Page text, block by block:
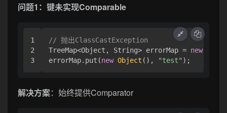
问题1：键未实现Comparable
1
2
// 抛出ClassCastException
TreeMap<Object, String> errorMap = new
errorMap.put(new Object (), "test"
解决方案：始终提供Comparator